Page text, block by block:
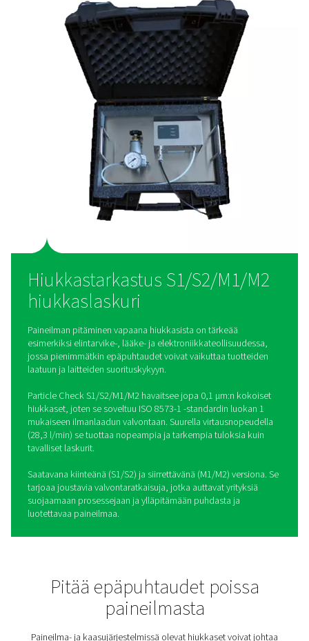
Virtausnopeuden ollessa 28,3 l/min (10 kertaa suurempi
tavallisilla hiukkaslaskureilla), Particle Check -valikoima
enemmän hiukkasia lyhyemmässä ajassa, mikä takaa
ja luotettavammat tulokset.
JOUSTAVA VALVONTA
Kiinteä tai siirrettävä
Voit valita jatkuvan ilmanlaadun seurannan kiinteiden
avulla tai pistokokeet kannettavan M1/M2-huoltolaukun
käyttötarpeidesi mukaan.